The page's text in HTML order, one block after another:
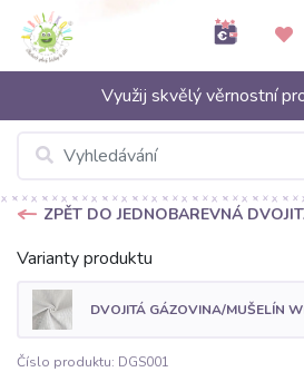
Využij skvělý věrnostní
ZPĚT DO JEDNOBAREVNÁ
Varianty produktu
DVOJITÁ GÁZOVINA/MUŠELÍN
Číslo produktu: DGS001